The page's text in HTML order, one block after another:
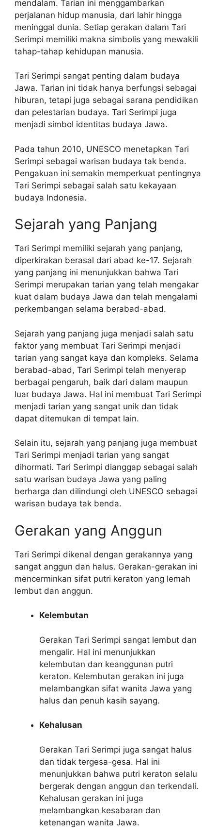
mendalam. Tarian ini menggambarkan
perjalanan hidup manusia, dari lahir hingga
meninggal dunia. Setiap gerakan dalam Tari
Serimpi memiliki makna simbolis yang mewakili
tahap-tahap kehidupan manusia.
Tari Serimpi sangat penting dalam budaya
Jawa. Tarian ini tidak hanya berfungsi sebagai
hiburan, tetapi juga sebagai sarana pendidikan
dan pelestarian budaya. Tari Serimpi juga
menjadi simbol identitas budaya Jawa.
Pada tahun 2010, UNESCO menetapkan Tari
Serimpi sebagai warisan budaya tak benda.
Pengakuan ini semakin memperkuat pentingnya
Tari Serimpi sebagai salah satu kekayaan
budaya Indonesia.
Sejarah yang Panjang
Tari Serimpi memiliki sejarah yang panjang,
diperkirakan berasal dari abad ke-17. Sejarah
yang panjang ini menunjukkan bahwa Tari
Serimpi merupakan tarian yang telah mengakar
kuat dalam budaya Jawa dan telah mengalami
perkembangan selama berabad-abad.
Sejarah yang panjang juga menjadi salah satu
faktor yang membuat Tari Serimpi menjadi
tarian yang sangat kaya dan kompleks. Selama
berabad-abad, Tari Serimpi telah menyerap
berbagai pengaruh, baik dari dalam maupun
luar budaya Jawa. Hal ini membuat Tari Serimpi
menjadi tarian yang sangat unik dan tidak
dapat ditemukan di tempat lain.
Selain itu, sejarah yang panjang juga membuat
Tari Serimpi menjadi tarian yang sangat
dihormati. Tari Serimpi dianggap sebagai salah
satu warisan budaya Jawa yang paling
berharga dan dilindungi oleh UNESCO sebagai
warisan budaya tak benda.
Gerakan yang Anggun
Tari Serimpi dikenal dengan gerakannya yang
sangat anggun dan halus. Gerakan-gerakan ini
mencerminkan sifat putri keraton yang lemah
lembut dan anggun.
Kelembutan
Gerakan Tari Serimpi sangat lembut dan
mengalir. Hal ini menunjukkan
kelembutan dan keanggunan putri
keraton. Kelembutan gerakan ini juga
melambangkan sifat wanita Jawa yang
halus dan penuh kasih sayang.
Kehalusan
Gerakan Tari Serimpi juga sangat halus
dan tidak tergesa-gesa. Hal ini
menunjukkan bahwa putri keraton selalu
bergerak dengan anggun dan terkendali.
Kehalusan gerakan ini juga
melambangkan kesabaran dan
ketenangan wanita Jawa.